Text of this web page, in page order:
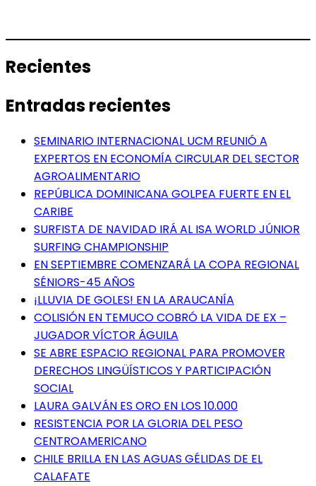
Recientes
Entradas recientes
SEMINARIO INTERNACIONAL UCM REUNIÓ A
EXPERTOS EN ECONOMÍA CIRCULAR DEL SECTOR
AGROALIMENTARIO
REPÚBLICA DOMINICANA GOLPEA FUERTE EN EL
CARIBE
SURFISTA DE NAVIDAD IRÁ AL ISA WORLD JÚNIOR
SURFING CHAMPIONSHIP
EN SEPTIEMBRE COMENZARÁ LA COPA REGIONAL
SÉNIORS-45 AÑOS
¡LLUVIA DE GOLES! EN LA ARAUCANÍA
COLISIÓN EN TEMUCO COBRÓ LA VIDA DE EX –
JUGADOR VÍCTOR ÁGUILA
SE ABRE ESPACIO REGIONAL PARA PROMOVER
DERECHOS LINGÜÍSTICOS Y PARTICIPACIÓN
SOCIAL
LAURA GALVÁN ES ORO EN LOS 10.000
RESISTENCIA POR LA GLORIA DEL PESO
CENTROAMERICANO
CHILE BRILLA EN LAS AGUAS GÉLIDAS DE EL
CALAFATE